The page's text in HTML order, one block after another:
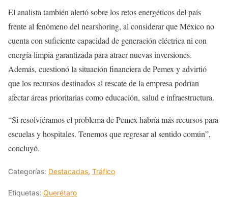
El analista también alertó sobre los retos energéticos del país
frente al fenómeno del nearshoring, al considerar que México no
cuenta con suficiente capacidad de generación eléctrica ni con
energía limpia garantizada para atraer nuevas inversiones.
Además, cuestionó la situación financiera de Pemex y advirtió
que los recursos destinados al rescate de la empresa podrían
afectar áreas prioritarias como educación, salud e infraestructura.
“Si resolviéramos el problema de Pemex habría más recursos para
escuelas y hospitales. Tenemos que regresar al sentido común”,
concluyó.
Categorías: Destacadas, Tráfico
Etiquetas: Querétaro